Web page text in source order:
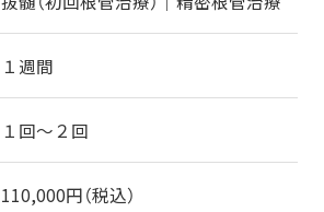
１週間
１回〜２回
110,000円（税込）